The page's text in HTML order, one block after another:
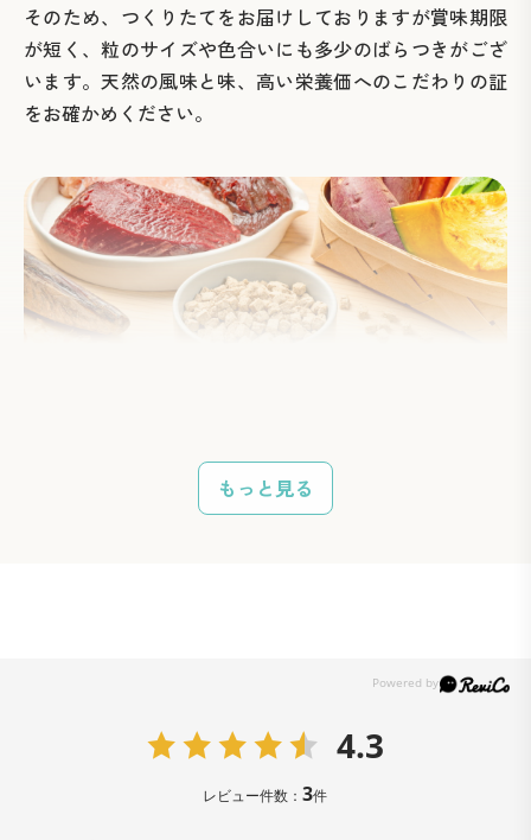
そのため、つくりたてをお届けしておりますが賞味期限
が短く、粒のサイズや色合いにも多少のばらつきがござ
います。天然の風味と味、高い栄養価へのこだわりの証
をお確かめください。
栄養・風味を壊さない独自の「生づくり製法」
生の食材に含まれている栄養素や酵素を活かすため、食
もっと見る
4.3
レビュー件数：3件